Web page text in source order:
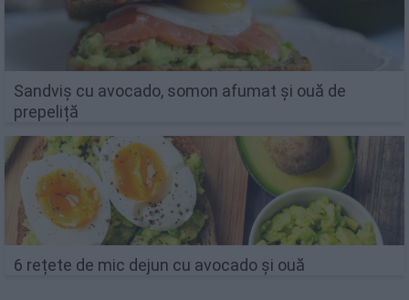
Sandviș cu avocado, somon afumat și ouă de
prepeliță
6 rețete de mic dejun cu avocado și ouă